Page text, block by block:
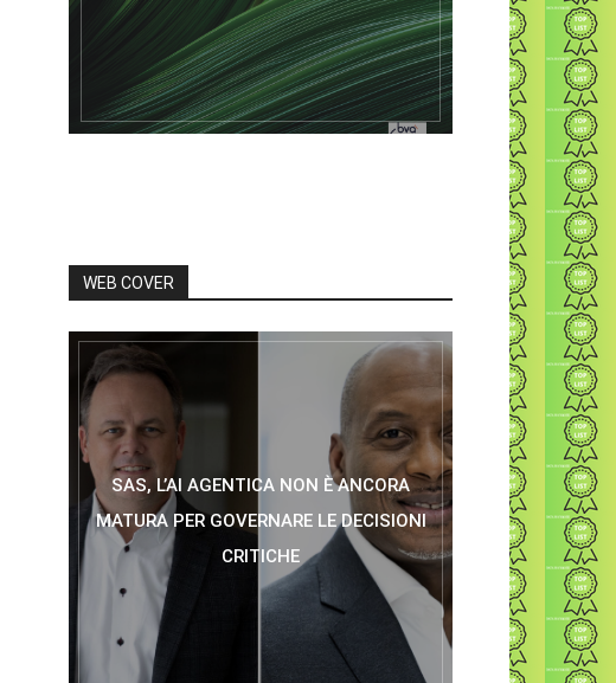
WEB COVER
SAS, L’AI AGENTICA NON È ANCORA
MATURA PER GOVERNARE LE DECISIONI
CRITICHE